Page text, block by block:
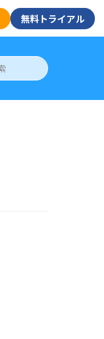
無料トライアル